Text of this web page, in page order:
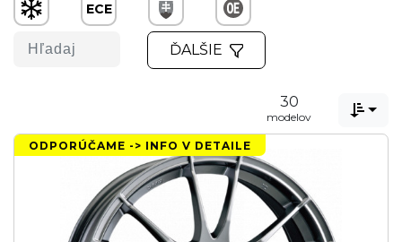
ECE
ĎALŠIE
30
modelov 
ODPORÚČAME -> INFO V DETAILE